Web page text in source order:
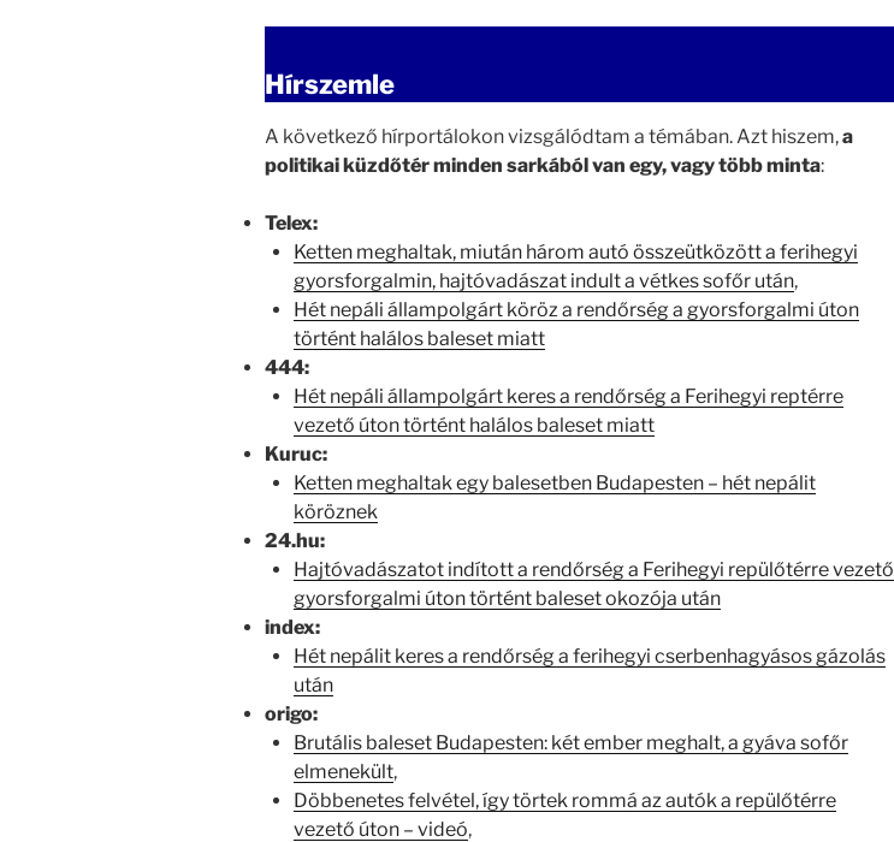
Hírszemle
A következő hírportálokon vizsgálódtam a témában. Azt hiszem,a
politikai küzdőtér minden sarkából van egy, vagy több minta:
Telex:
Ketten meghaltak, miután három autó összeütközött a ferihegyi
gyorsforgalmin, hajtóvadászat indult a vétkes sofőr után,
Hét nepáli állampolgárt köröz a rendőrség a gyorsforgalmi úton
történt halálos baleset miatt
444:
Hét nepáli állampolgárt keres a rendőrség a Ferihegyi reptérre
vezető úton történt halálos baleset miatt
Kuruc:
Ketten meghaltak egy balesetben Budapesten – hét nepálit
köröznek
24.hu:
Hajtóvadászatot indított a rendőrség a Ferihegyi repülőtérre vezető
gyorsforgalmi úton történt baleset okozója után
index:
Hét nepálit keres a rendőrség a ferihegyi cserbenhagyásos gázolás
után
origo:
Brutális baleset Budapesten: két ember meghalt, a gyáva sofőr
elmenekült,
Döbbenetes felvétel, így törtek rommá az autók a repülőtérre
vezető úton – videó,